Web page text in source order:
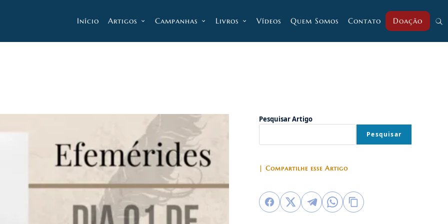
Início Artigos Campanhas Livros Vídeos Quem Somos Contato Doação
Pesquisar Artigo
Pesquisar
| Compartilhe esse Artigo